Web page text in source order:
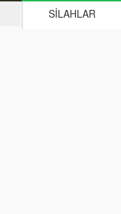
SILAHLAR